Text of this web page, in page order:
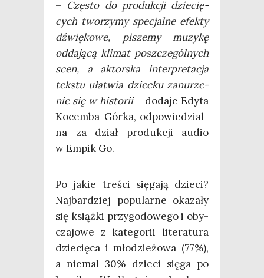
– Czę­sto do pro­duk­cji dzie­cię­
cych two­rzy­my spe­cjal­ne efek­ty
dźwię­ko­we, pisze­my muzy­kę
odda­ją­cą kli­mat poszcze­gól­nych
scen, a aktor­ska inter­pre­ta­cja
tek­stu uła­twia dziec­ku zanu­rze­
nie się w histo­rii– doda­je Edy­ta
Kocem­ba-Gór­ka, odpo­wie­dzial­
na za dział pro­duk­cji audio
w Empik Go.
Po jakie tre­ści się­ga­ją dzie­ci?
Naj­bar­dziej popu­lar­ne oka­za­ły
się książ­ki przy­go­do­we­go i oby­
cza­jo­we z kate­go­rii lite­ra­tu­ra
dzie­cię­ca i mło­dzie­żo­wa (77%),
a nie­mal 30% dzie­ci się­ga po